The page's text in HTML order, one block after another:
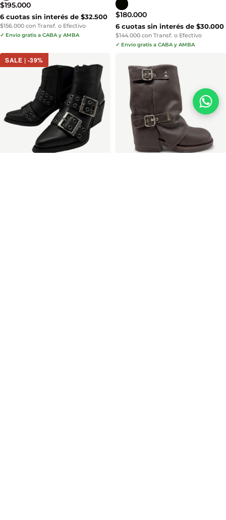
$195.000
6 cuotas sin interés de $32.500
$156.000 con Transf. o Efectivo
✓ Envío gratis a CABA y AMBA
$180.000
6 cuotas sin interés de $30.000
$144.000 con Transf. o Efectivo
✓ Envío gratis a CABA y AMBA
SALE | -39%